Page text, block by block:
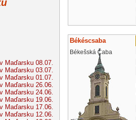
Maďarsku 08.07.
Maďarsku 03.07.
Maďarsku 01.07.
Maďarsku 26.06.
Maďarsku 24.06.
Maďarsku 19.06.
Maďarsku 17.06.
Maďarsku 12.06.
Békéscsaba
Békešská Čaba